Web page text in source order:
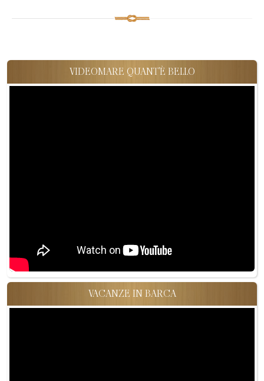
VIDEOMARE QUANT'È BELLO
VACANZE IN BARCA